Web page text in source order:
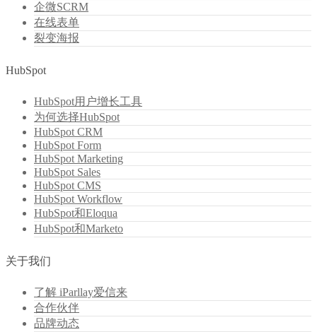
企微SCRM
在线表单
裂变海报
HubSpot
HubSpot用户增长工具
为何选择HubSpot
HubSpot CRM
HubSpot Form
HubSpot Marketing
HubSpot Sales
HubSpot CMS
HubSpot Workflow
HubSpot和Eloqua
HubSpot和Marketo
关于我们
了解 iParllay爱信来
合作伙伴
品牌动态